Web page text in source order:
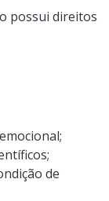
possui direitos
de